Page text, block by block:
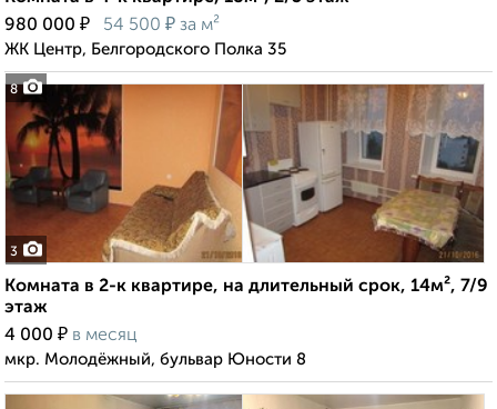
8
980 000 ₽ 54 500 ₽ за м²
ЖК Центр, Белгородского Полка 35
3
Комната в 2-к квартире, на длительный срок, 14м², 7/9
этаж
4 000 ₽ в месяц
мкр. Молодёжный, бульвар Юности 8